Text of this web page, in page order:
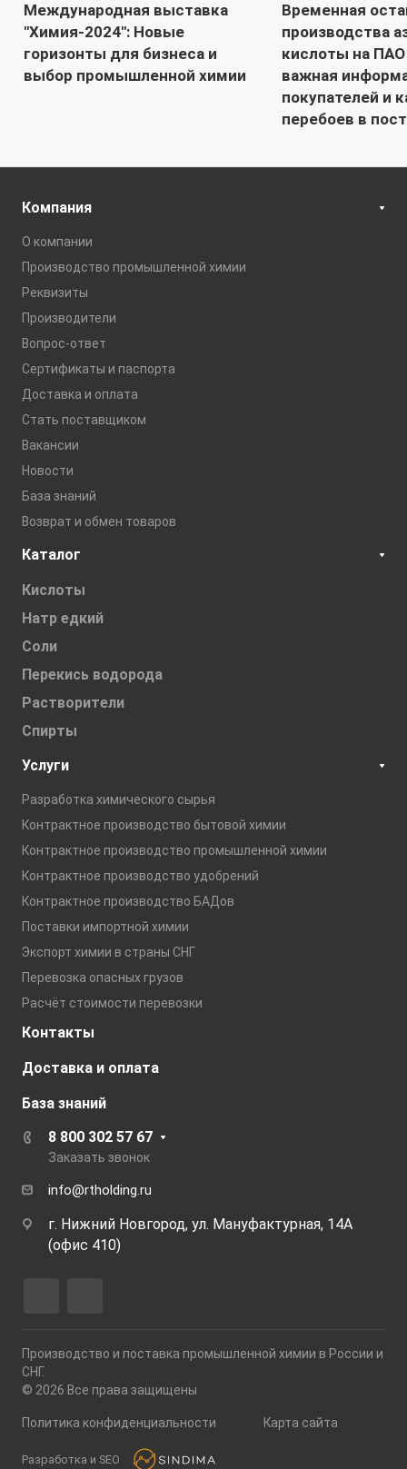
Международная выставка
"Химия-2024": Новые
горизонты для бизнеса и
выбор промышленной химии
Временная
производства
кислоты на
важная
покупателей и
перебоев в
Компания
О компании
Производство промышленной химии
Реквизиты
Производители
Вопрос-ответ
Сертификаты и паспорта
Доставка и оплата
Стать поставщиком
Вакансии
Новости
База знаний
Возврат и обмен товаров
Каталог
Кислоты
Натр едкий
Соли
Перекись водорода
Растворители
Спирты
Услуги
Разработка химического сырья
Контрактное производство бытовой химии
Контрактное производство промышленной химии
Контрактное производство удобрений
Контрактное производство БАДов
Поставки импортной химии
Экспорт химии в страны СНГ
Перевозка опасных грузов
Расчёт стоимости перевозки
Контакты
Доставка и оплата
База знаний
8 800 302 57 67
Заказать звонок
info@rtholding.ru
г. Нижний Новгород, ул. Мануфактурная, 14А
(офис 410)
Производство и поставка промышленной химии в России и
СНГ.
© 2026 Все права защищены
Политика конфиденциальности Карта сайта
Разработка и SEO